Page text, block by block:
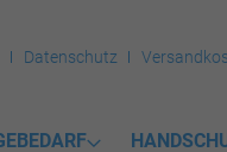
Datenschutz